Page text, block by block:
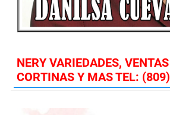
NERY VARIEDADES,
CORTINAS Y MAS TEL: